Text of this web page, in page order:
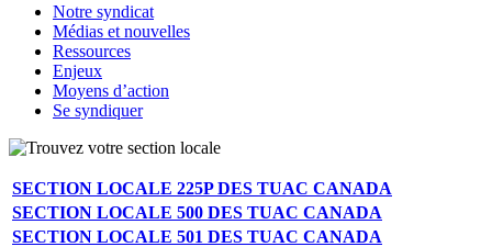
Notre syndicat
Médias et nouvelles
Ressources
Enjeux
Moyens d’action
Se syndiquer
SECTION LOCALE 225P DES TUAC CANADA
SECTION LOCALE 500 DES TUAC CANADA
SECTION LOCALE 501 DES TUAC CANADA